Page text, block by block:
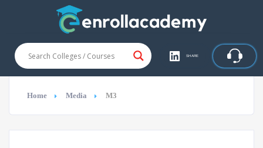
SHARE
Home Media M3